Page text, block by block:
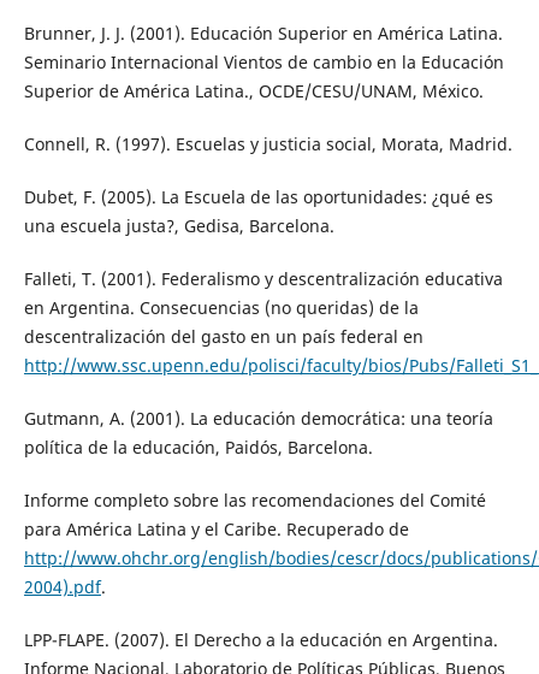
Brunner, J. J. (2001). Educación Superior en América Latina.
Seminario Internacional Vientos de cambio en la Educación
Superior de América Latina., OCDE/CESU/UNAM, México.
Connell, R. (1997). Escuelas y justicia social, Morata, Madrid.
Dubet, F. (2005). La Escuela de las oportunidades: ¿qué es
una escuela justa?, Gedisa, Barcelona.
Falleti, T. (2001). Federalismo y descentralización educativa
en Argentina. Consecuencias (no queridas) de la
descentralización del gasto en un país federal en
http://www.ssc.upenn.edu/polisci/faculty/bios/Pubs/
Gutmann, A. (2001). La educación democrática: una teoría
política de la educación, Paidós, Barcelona.
Informe completo sobre las recomendaciones del Comité
para América Latina y el Caribe. Recuperado de
http://www.ohchr.org/english/bodies/cescr/docs/publications/
2004).pdf.
LPP-FLAPE. (2007). El Derecho a la educación en Argentina.
Informe Nacional, Laboratorio de Políticas Públicas, Buenos